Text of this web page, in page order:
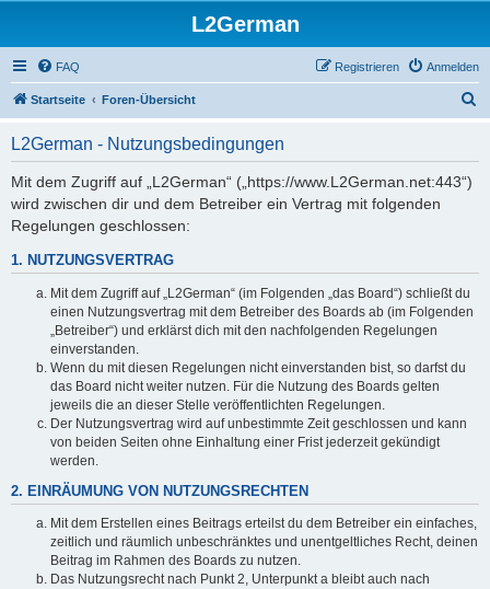
L2German
FAQ Anmelden
Registrieren
Startseite Foren-Übersicht
L2German - Nutzungsbedingungen
Mit dem Zugriff auf „L2German“ („https://www.L2German.net:443“)
wird zwischen dir und dem Betreiber ein Vertrag mit folgenden
Regelungen geschlossen:
1. NUTZUNGSVERTRAG
Mit dem Zugriff auf „L2German“ (im Folgenden „das Board“) schließt du
einen Nutzungsvertrag mit dem Betreiber des Boards ab (im Folgenden
„Betreiber“) und erklärst dich mit den nachfolgenden Regelungen
einverstanden.
Wenn du mit diesen Regelungen nicht einverstanden bist, so darfst du
das Board nicht weiter nutzen. Für die Nutzung des Boards gelten
jeweils die an dieser Stelle veröffentlichten Regelungen.
Der Nutzungsvertrag wird auf unbestimmte Zeit geschlossen und kann
von beiden Seiten ohne Einhaltung einer Frist jederzeit gekündigt
werden.
2. EINRÄUMUNG VON NUTZUNGSRECHTEN
Mit dem Erstellen eines Beitrags erteilst du dem Betreiber ein einfaches,
zeitlich und räumlich unbeschränktes und unentgeltliches Recht, deinen
Beitrag im Rahmen des Boards zu nutzen.
Das Nutzungsrecht nach Punkt 2, Unterpunkt a bleibt auch nach